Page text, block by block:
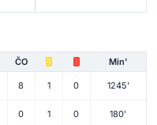
ČO Min'
8 1 0 1245'
0 1 0 180'